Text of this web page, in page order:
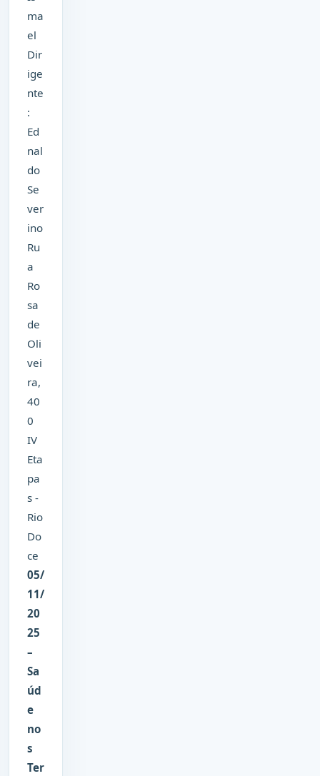
ma
el
Dir
ige
nte
:
Ed
nal
do
Se
ver
ino
Ru
a
Ro
sa
de
Oli
vei
ra,
40
0
IV
Eta
pa
s -
Rio
Do
ce
05/
11/
20
25
–
Sa
úd
e
no
s
Ter